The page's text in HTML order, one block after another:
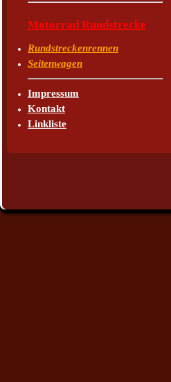
Motorrad Rundstrecke
Rundstreckenrennen
Seitenwagen
Impressum
Kontakt
Linkliste